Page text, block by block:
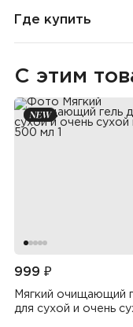
Где купить
С этим
999 ₽
Мягкий очищающий
для сухой и очень